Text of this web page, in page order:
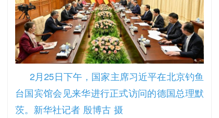
2月25日下午，国家主席习近平在北京钓鱼
台国宾馆会见来华进行正式访问的德国总理默
茨。新华社记者 殷博古 摄